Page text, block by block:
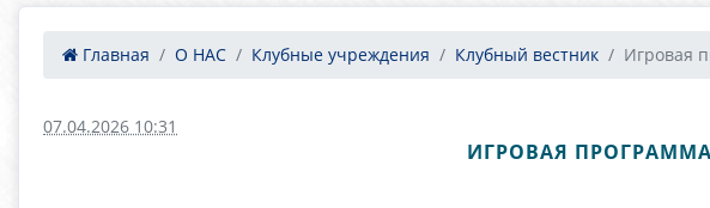
Главная О НАС Клубные учреждения Клубный вестник Игровая
07.04.2026 10:31
ИГРОВАЯ